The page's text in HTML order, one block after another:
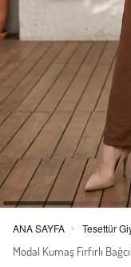
ANA SAYFA > Tesettür
Modal Kumaş Fırfırlı